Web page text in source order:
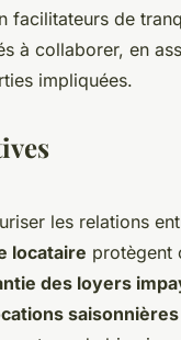
facilitateurs de
à collaborer, en
impliquées.
les relations
locataire protègent
des loyers
saisonnières